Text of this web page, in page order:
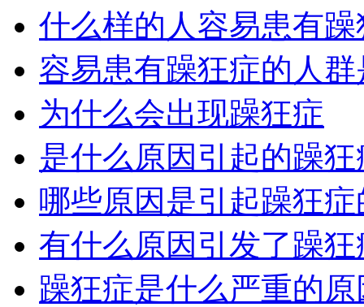
什么样的人容易患有躁
容易患有躁狂症的人
为什么会出现躁狂症
是什么原因引起的躁狂
哪些原因是引起躁狂
有什么原因引发了躁狂
躁狂症是什么严重的